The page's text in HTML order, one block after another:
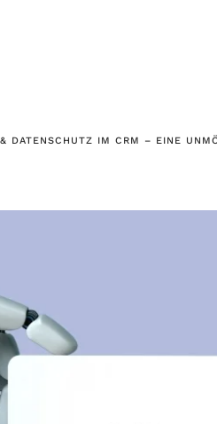
DATENSCHUTZ IM CRM – EINE